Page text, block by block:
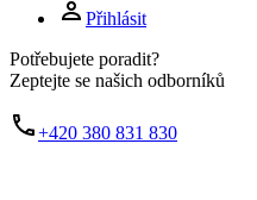
Přihlásit
Potřebujete poradit?
Zeptejte se našich odborníků
+420 380 831 830